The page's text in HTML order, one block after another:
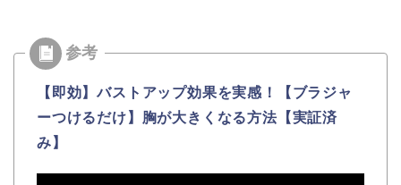
【即効】バストアップ効果を実感！【ブラジャ
ーつけるだけ】胸が大きくなる方法【実証済
み】